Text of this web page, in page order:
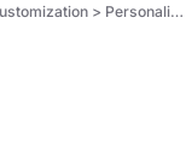
> Personalização